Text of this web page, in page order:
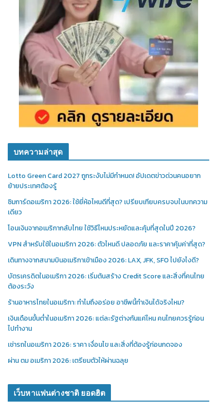
บทความล่าสุด
Lotto Green Card 2027 ถูกระงับไม่มีกำหนด! อัปเดตข่าวด่วนคนอยาก
ย้ายประเทศต้องรู้
ซิมการ์ดอเมริกา 2026: ใช้ยี่ห้อไหนดีที่สุด? เปรียบเทียบครบจบในบทความ
เดียว
โอนเงินจากอเมริกากลับไทย ใช้วิธีไหนประหยัดและคุ้มที่สุดในปี 2026?
VPN สำหรับใช้ในอเมริกา 2026: ตัวไหนดี ปลอดภัย และราคาคุ้มค่าที่สุด?
เดินทางจากสนามบินอเมริกาเข้าเมือง 2026: LAX, JFK, SFO ไปยังไงดี?
บัตรเครดิตในอเมริกา 2026: เริ่มต้นสร้าง Credit Score และสิ่งที่คนไทย
ต้องระวัง
ร้านอาหารไทยในอเมริกา: ทำไมถึงอร่อย อาชีพนี้ทำเงินได้จริงไหม?
เงินเดือนขั้นต่ำในอเมริกา 2026: แต่ละรัฐต่างกันแค่ไหน คนไทยควรรู้ก่อน
ไปทำงาน
เช่ารถในอเมริกา 2026: ราคา เงื่อนไข และสิ่งที่ต้องรู้ก่อนกดจอง
ผ่าน ตม อเมริกา 2026: เตรียมตัวให้ผ่านฉลุย
เว็บหาแฟนต่างชาติ ยอดฮิต